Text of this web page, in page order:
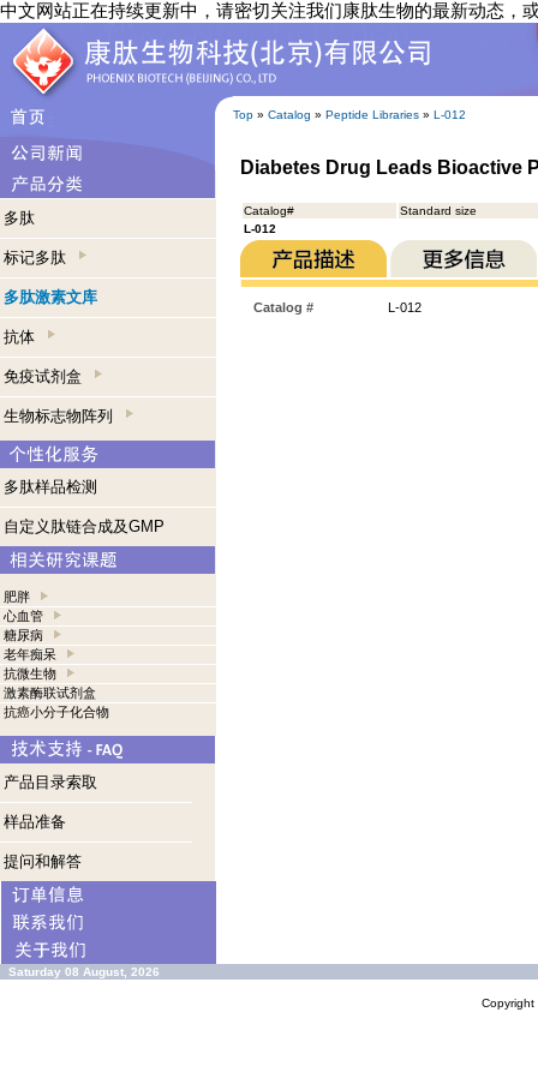
中文网站正在持续更新中，请密切关注我们康肽生物的最新动态，
Top » Catalog » Peptide Libraries » L-012
多肽
标记多肽
多肽激素文库
抗体
免疫试剂盒
生物标志物阵列
多肽样品检测
自定义肽链合成及GMP
肥胖
心血管
糖尿病
老年痴呆
抗微生物
激素酶联试剂盒
抗癌小分子化合物
产品目录索取
样品准备
提问和解答
Diabetes Drug Leads Bioactive
Catalog#
Standard size
L-012
Catalog # L-012
Saturday 08 August, 2026